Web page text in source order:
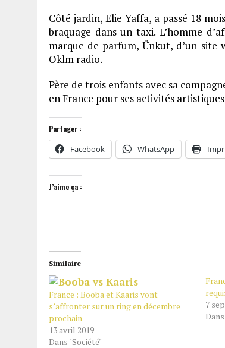
Côté jardin, Elie Yaffa, a passé 18
braquage dans un taxi. L’homme
marque de parfum, Ünkut, d’un site
Oklm radio.
Père de trois enfants avec sa
en France pour ses activités
Partager :
Facebook WhatsApp
J’aime ça :
Similaire
France : Booba et Kaaris vont
s’affronter sur un ring en décembre
prochain
13 avril 2019
Dans "Société"
7